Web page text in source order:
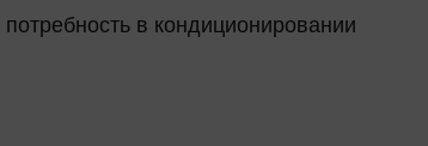
в кондиционировании